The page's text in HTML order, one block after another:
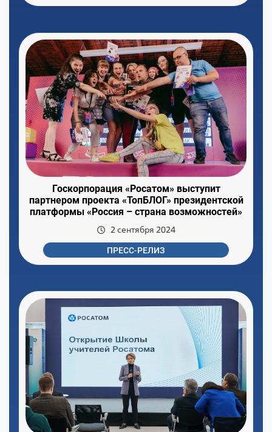
Госкорпорация «Росатом» выступит
партнером проекта «ТопБЛОГ» президентской
платформы «Россия – страна возможностей»
2 сентября 2024
ПРЕСС-РЕЛИЗ